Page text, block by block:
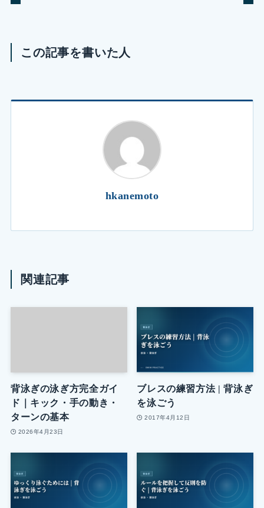
この記事を書いた人
hkanemoto
関連記事
背泳ぎの泳ぎ方完全ガイ
ド｜キック・手の動き・
ターンの基本
2026年4月23日
ブレスの練習方法 | 背泳ぎ
を泳ごう
2017年4月12日